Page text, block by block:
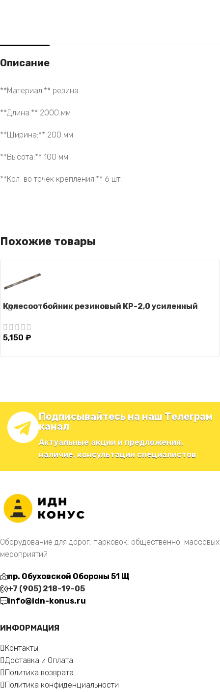
Описание
**Материал:** резина
**Длина:** 2000 мм
**Ширина:** 200 мм
**Высота:** 100 мм
**Кол-во точек крепления:** 6 шт.
Похожие товары
Колесоотбойник резиновый КР-2,0 усиленный
5,150 ₽
Подписывайтесь на наш Телеграм
канал
Актуальные акции и предложения,
наличие, консультации специалистов
Оборудование для дорог, парковок, общественно-массовых
мероприятий
пр. Обуховской Обороны 51 Щ
+7 (905) 218-19-05
info@idn-konus.ru
ИНФОРМАЦИЯ
Контакты
Доставка и Оплата
Политика возврата
Политика конфиденциальности